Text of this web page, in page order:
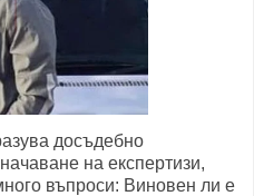
досъдебно
на експертизи,
въпроси: Виновен ли е